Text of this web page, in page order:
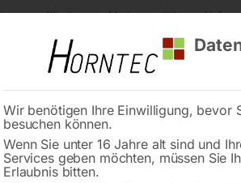
aus Kärnten Markenqualität
Reinigung
Mobiler Ventilator MV 30
Wir benötigen Ihre Einwilligung, bevor
besuchen können.
Wenn Sie unter 16 Jahre alt sind und
Services geben möchten, müssen Sie
Erlaubnis bitten.